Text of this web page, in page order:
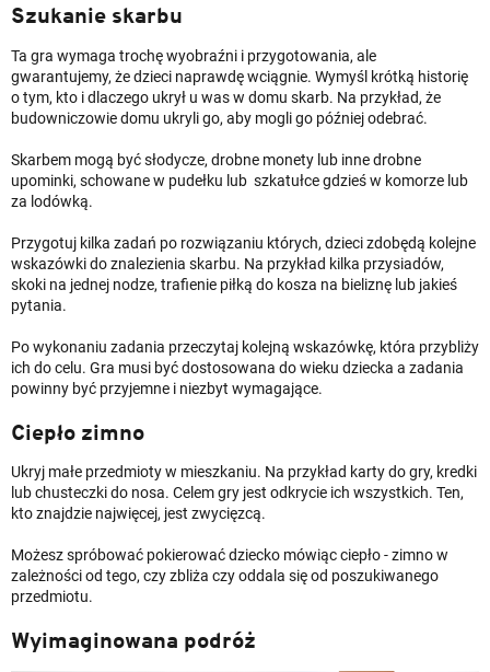
Szukanie skarbu
Ta gra wymaga trochę wyobraźni i przygotowania, ale
gwarantujemy, że dzieci naprawdę wciągnie. Wymyśl krótką historię
o tym, kto i dlaczego ukrył u was w domu skarb. Na przykład, że
budowniczowie domu ukryli go, aby mogli go później odebrać.
Skarbem mogą być słodycze, drobne monety lub inne drobne
upominki, schowane w pudełku lub szkatułce gdzieś w komorze lub
za lodówką.
Przygotuj kilka zadań po rozwiązaniu których, dzieci zdobędą kolejne
wskazówki do znalezienia skarbu. Na przykład kilka przysiadów,
skoki na jednej nodze, trafienie piłką do kosza na bieliznę lub jakieś
pytania.
Po wykonaniu zadania przeczytaj kolejną wskazówkę, która przybliży
ich do celu. Gra musi być dostosowana do wieku dziecka a zadania
powinny być przyjemne i niezbyt wymagające.
Ciepło zimno
Ukryj małe przedmioty w mieszkaniu. Na przykład karty do gry, kredki
lub chusteczki do nosa. Celem gry jest odkrycie ich wszystkich. Ten,
kto znajdzie najwięcej, jest zwycięzcą.
Możesz spróbować pokierować dziecko mówiąc ciepło - zimno w
zależności od tego, czy zbliża czy oddala się od poszukiwanego
przedmiotu.
Wyimaginowana podróż